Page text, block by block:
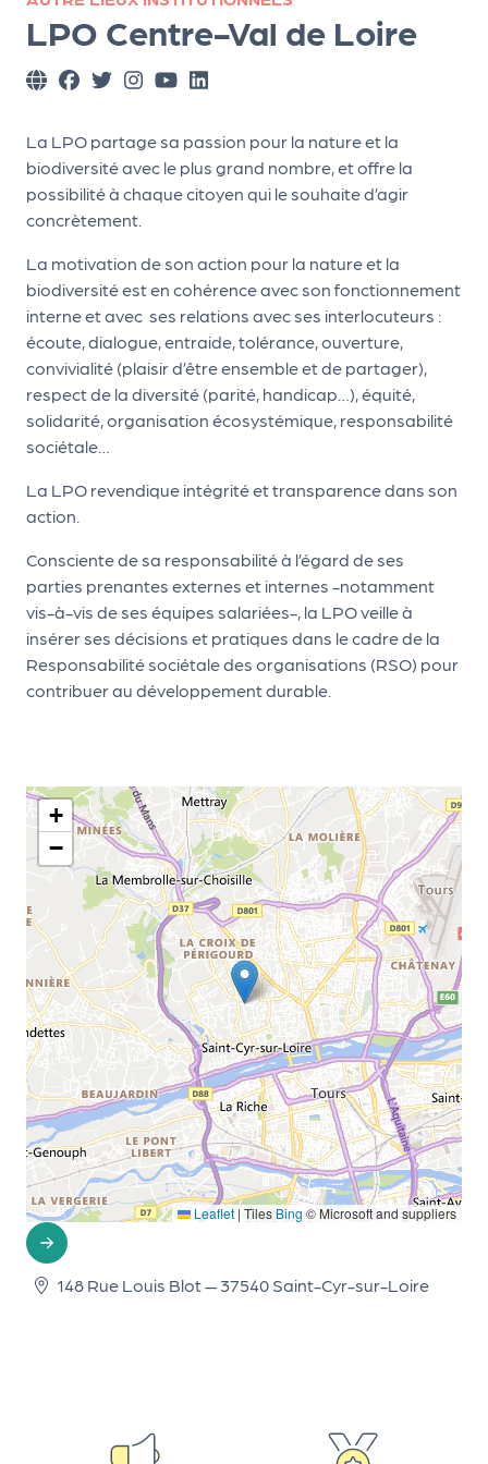
LPO Centre-Val de Loire
La LPO partage sa passion pour la nature et la
biodiversité avec le plus grand nombre, et offre la
possibilité à chaque citoyen qui le souhaite d’agir
concrètement.
La motivation de son action pour la nature et la
biodiversité est en cohérence avec son fonctionnement
interne et avec ses relations avec ses interlocuteurs :
écoute, dialogue, entraide, tolérance, ouverture,
convivialité (plaisir d’être ensemble et de partager),
respect de la diversité (parité, handicap…), équité,
solidarité, organisation écosystémique, responsabilité
sociétale…
La LPO revendique intégrité et transparence dans son
action.
Consciente de sa responsabilité à l’égard de ses
parties prenantes externes et internes -notamment
vis-à-vis de ses équipes salariées-, la LPO veille à
insérer ses décisions et pratiques dans le cadre de la
Responsabilité sociétale des organisations (RSO) pour
contribuer au développement durable.
+
−
Leaflet | Tiles Bing © Microsoft and suppliers
148 Rue Louis Blot — 37540 Saint-Cyr-sur-Loire
ns
PR
O
G!
PR
O
G!
Le
Ma
g
Sui
vr
e
le
PR
O
G!
N
os
se
ce
s
L
e
k
it
d
e
l'
o
r
g
a
n